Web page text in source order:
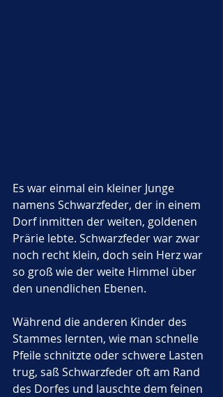
Es war einmal ein kleiner Junge
namens Schwarzfeder, der in einem
Dorf inmitten der weiten, goldenen
Prärie lebte. Schwarzfeder war zwar
noch recht klein, doch sein Herz war
so groß wie der weite Himmel über
den unendlichen Ebenen.
Während die anderen Kinder des
Stammes lernten, wie man schnelle
Pfeile schnitzte oder schwere Lasten
trug, saß Schwarzfeder oft am Rand
des Dorfes und lauschte dem feinen